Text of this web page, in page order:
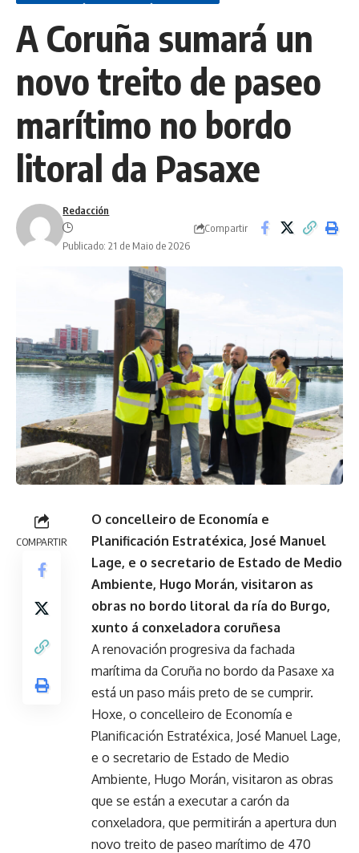
A Coruña sumará un
novo treito de paseo
marítimo no bordo
litoral da Pasaxe
Redacción
Publicado: 21 de Maio de 2026
Compartir
COMPARTIR
O concelleiro de Economía e
Planificación Estratéxica, José Manuel
Lage, e o secretario de Estado de Medio
Ambiente, Hugo Morán, visitaron as
obras no bordo litoral da ría do Burgo,
xunto á conxeladora coruñesa
A renovación progresiva da fachada
marítima da Coruña no bordo da Pasaxe xa
está un paso máis preto de se cumprir.
Hoxe, o concelleiro de Economía e
Planificación Estratéxica, José Manuel Lage,
e o secretario de Estado de Medio
Ambiente, Hugo Morán, visitaron as obras
que se están a executar a carón da
conxeladora, que permitirán a apertura dun
novo treito de paseo marítimo de 470